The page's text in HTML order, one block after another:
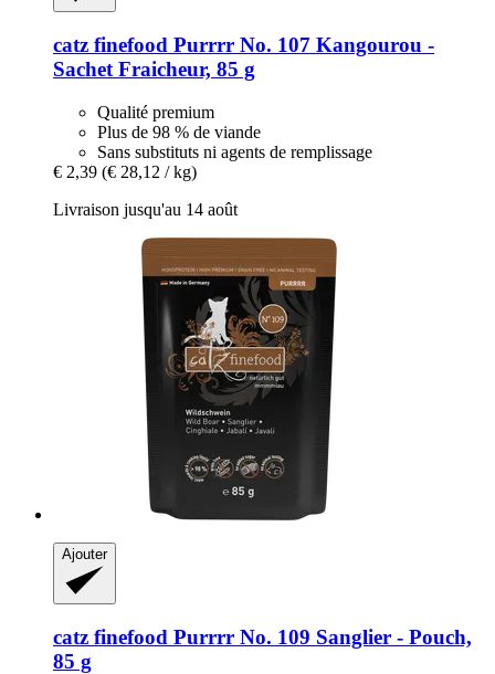
catz finefood Purrrr No. 107 Kangourou -​
Sachet Fraicheur, 85 g
Qualité premium
Plus de 98 % de viande
Sans substituts ni agents de remplissage
€ 2,39 (€ 28,12 / kg)
Livraison jusqu'au 14 août
Ajouter
catz finefood Purrrr No. 109 Sanglier -​ Pouch,
85 g